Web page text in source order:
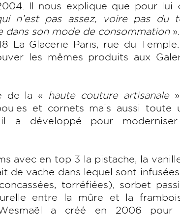
Il nous explique que pour lui
n’est pas assez, voire pas du
son mode de consommation».
La Glacerie Paris, rue du
les mêmes produits aux
de la « haute couture artisanale»
et cornets mais aussi toute
a développé pour
avec en top 3 la pistache, la
de vache dans lequel sont
torréfiées), sorbet
entre la mûre et la
a créé en 2006 pour